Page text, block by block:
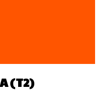
(T2)